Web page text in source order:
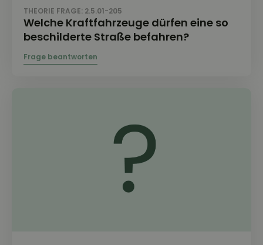
THEORIE FRAGE: 2.5.01-205
Welche Kraftfahrzeuge dürfen eine so
beschilderte Straße befahren?